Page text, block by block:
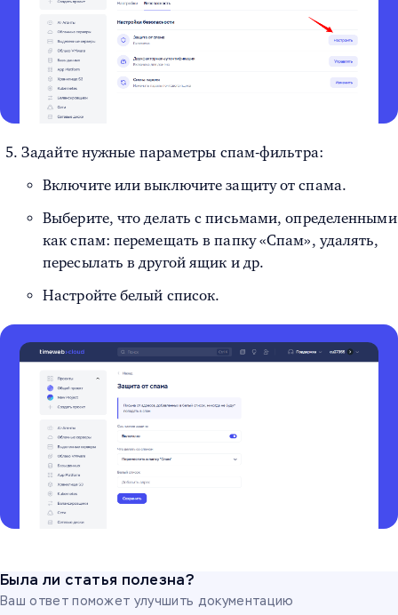
Задайте нужные параметры спам-фильтра:
Включите или выключите защиту от спама.
Выберите, что делать с письмами, определенными
как спам: перемещать в папку «Спам», удалять,
пересылать в другой ящик и др.
Настройте белый список.
Была ли статья полезна?
Ваш ответ поможет улучшить документацию